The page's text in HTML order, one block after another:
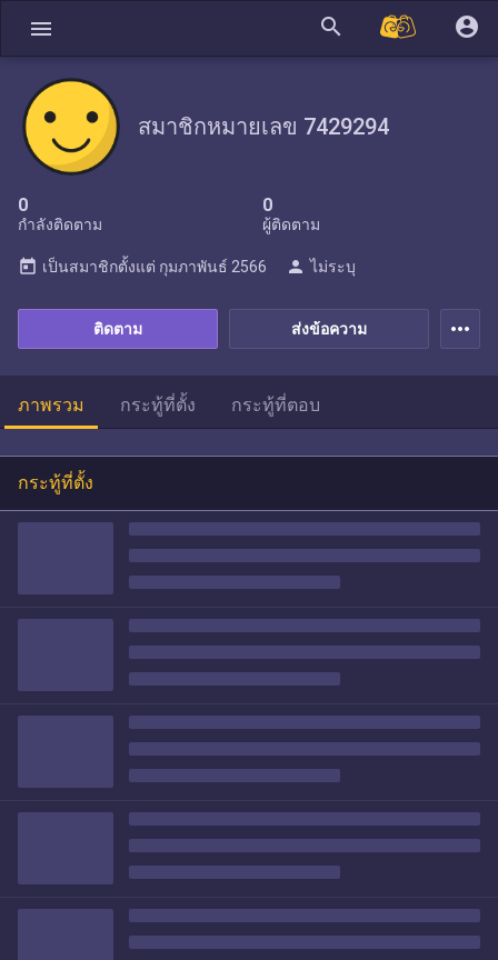
menu search account_circle
สมาชิกหมายเลข 7429294
0
กำลังติดตาม
0
ผู้ติดตาม
ส่งข้อความ
ติดตาม
today เป็นสมาชิกตั้งแต่ กุมภาพันธ์ 2566 person ไม่ระบุ
more_horiz
ภาพรวม กระทู้ที่ตั้ง กระทู้ที่ตอบ
กระทู้ที่ตั้ง